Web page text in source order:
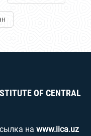
OF CENTRAL
на www.iica.uz